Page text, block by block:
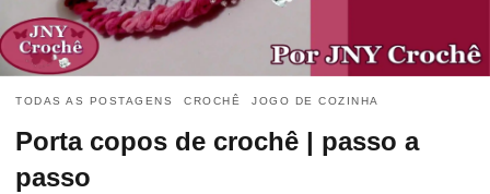
TODAS AS POSTAGENS CROCHÊ JOGO DE COZINHA
Porta copos de crochê | passo a
passo